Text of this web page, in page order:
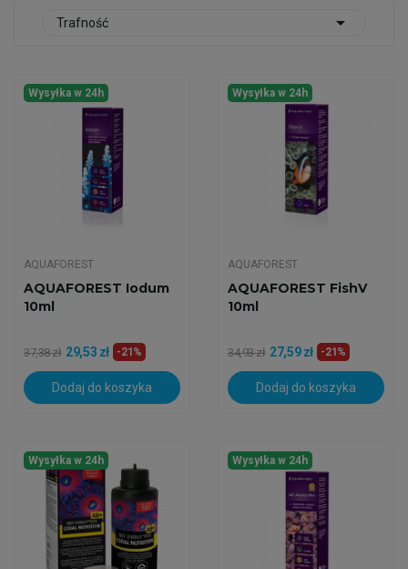
Trafność 
Wysyłka w 24h
AQUAFOREST
AQUAFOREST Iodum
10ml
37,38 zł 29,53 zł -21%
Dodaj do koszyka
Wysyłka w 24h
AQUAFOREST
AQUAFOREST FishV
10ml
34,93 zł 27,59 zł -21%
Dodaj do koszyka
Wysyłka w 24h Wysyłka w 24h